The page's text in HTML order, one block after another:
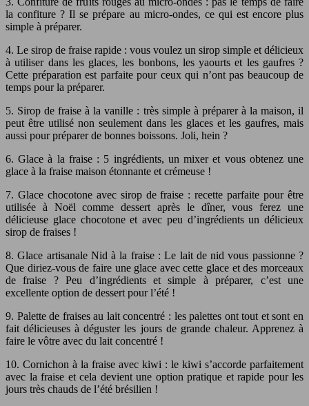
la confiture ? Il se prépare au micro-ondes, ce qui est encore plus
simple à préparer.
4. Le sirop de fraise rapide : vous voulez un sirop simple et délicieux
à utiliser dans les glaces, les bonbons, les yaourts et les gaufres ?
Cette préparation est parfaite pour ceux qui n’ont pas beaucoup de
temps pour la préparer.
5. Sirop de fraise à la vanille : très simple à préparer à la maison, il
peut être utilisé non seulement dans les glaces et les gaufres, mais
aussi pour préparer de bonnes boissons. Joli, hein ?
6. Glace à la fraise : 5 ingrédients, un mixer et vous obtenez une
glace à la fraise maison étonnante et crémeuse !
7. Glace chocotone avec sirop de fraise : recette parfaite pour être
utilisée à Noël comme dessert après le dîner, vous ferez une
délicieuse glace chocotone et avec peu d’ingrédients un délicieux
sirop de fraises !
8. Glace artisanale Nid à la fraise : Le lait de nid vous passionne ?
Que diriez-vous de faire une glace avec cette glace et des morceaux
de fraise ? Peu d’ingrédients et simple à préparer, c’est une
excellente option de dessert pour l’été !
9. Palette de fraises au lait concentré : les palettes ont tout et sont en
fait délicieuses à déguster les jours de grande chaleur. Apprenez à
faire le vôtre avec du lait concentré !
10. Cornichon à la fraise avec kiwi : le kiwi s’accorde parfaitement
avec la fraise et cela devient une option pratique et rapide pour les
jours très chauds de l’été brésilien !